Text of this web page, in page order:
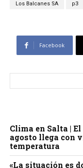
Los Balcanes SA p3
Facebook
Clima en Salta |
agosto llega con
temperatura
«La situación es